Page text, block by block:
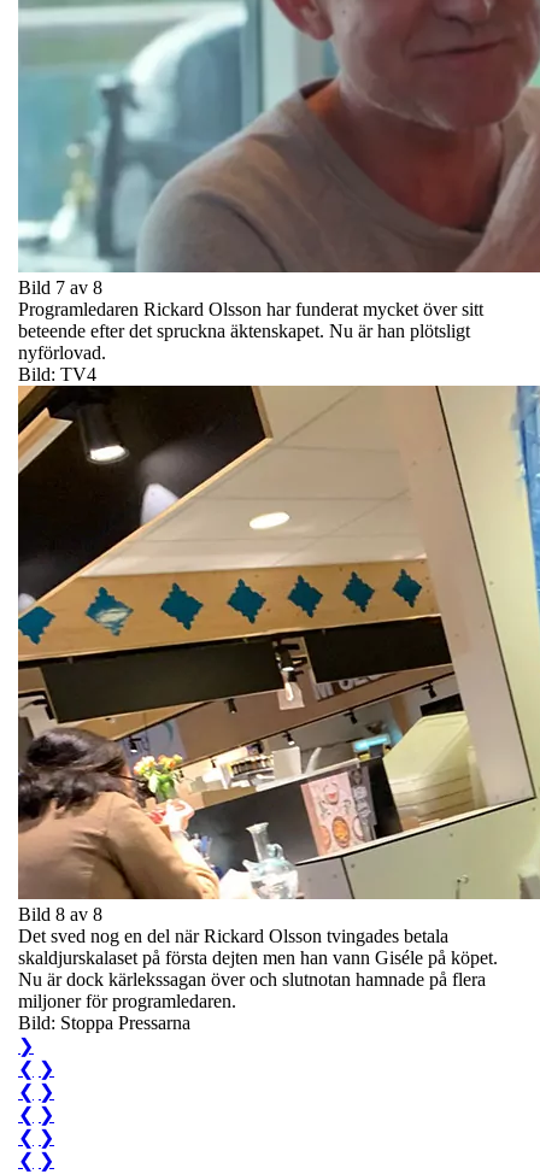
Bild 7 av 8
Programledaren Rickard Olsson har funderat mycket över sitt
beteende efter det spruckna äktenskapet. Nu är han plötsligt
nyförlovad.
Bild: TV4
Bild 8 av 8
Det sved nog en del när Rickard Olsson tvingades betala
skaldjurskalaset på första dejten men han vann Giséle på köpet.
Nu är dock kärlekssagan över och slutnotan hamnade på flera
miljoner för programledaren.
Bild: Stoppa Pressarna
❯
❮ ❯
❮ ❯
❮ ❯
❮ ❯
❮ ❯